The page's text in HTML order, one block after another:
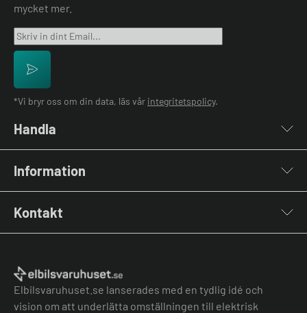
mycket mer.
*Vi bryr oss om din data, läs vår integritetspolicy.
Handla
Laddkablar
Kabelhållare
Stolpar & Fästen
Information
Lastbalansering
Grön teknik bidrag
Jämför laddboxar
Köpvillkor
Kontakt
Elbilsvaruhuset.se lanserades med en tydlig idé och
vision om att underlätta omställningen till elektrisk